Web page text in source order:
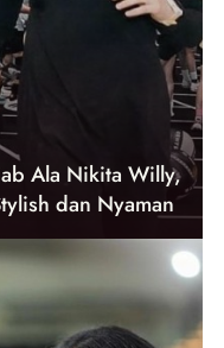
Ala Nikita Willy,
dan Nyaman